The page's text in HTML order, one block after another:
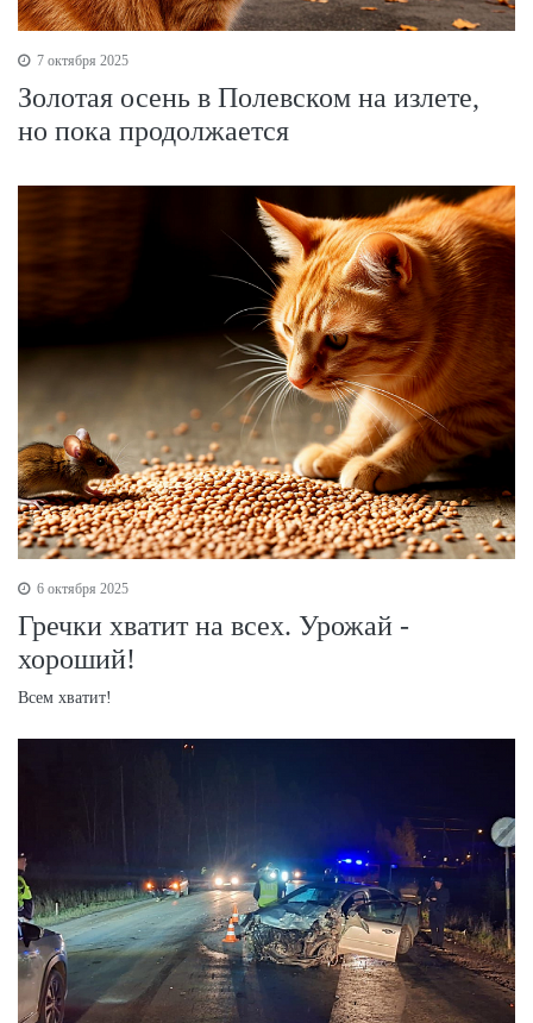
7 октября 2025
Золотая осень в Полевском на излете,
но пока продолжается
6 октября 2025
Гречки хватит на всех. Урожай -
хороший!
Всем хватит!